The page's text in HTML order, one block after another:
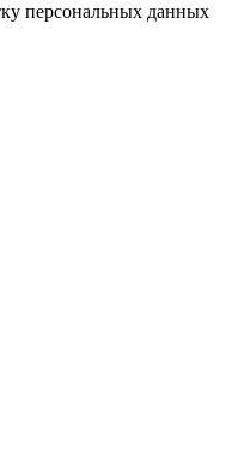
персональных данных